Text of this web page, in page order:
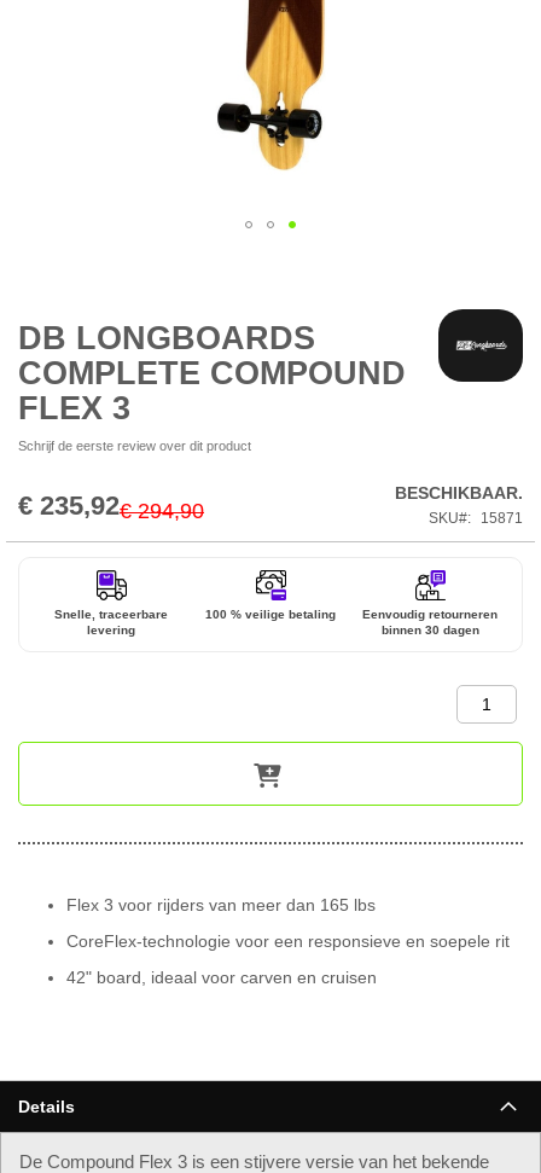
begin
van
de
afbeeldingen-
gallerij
DB LONGBOARDS
COMPLETE COMPOUND
FLEX 3
Schrijf de eerste review over dit product
Special
€ 235,92€ 294,90
BESCHIKBAAR.
SKU 15871
Snelle, traceerbare
levering
100 % veilige betaling
Eenvoudig retourneren
binnen 30 dagen
Flex 3 voor rijders van meer dan 165 lbs
CoreFlex-technologie voor een responsieve en soepele rit
42" board, ideaal voor carven en cruisen
Details
De Compound Flex 3 is een stijvere versie van het bekende